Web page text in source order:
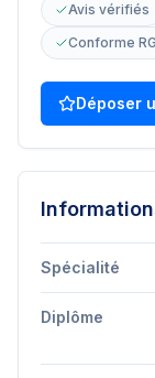
Avis vérifiés
Conforme
Déposer
Spécialité
Diplôme